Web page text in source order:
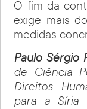
O fim da
exige mais
medidas
Paulo Sérgio
de Ciência
Direitos
para a Síria